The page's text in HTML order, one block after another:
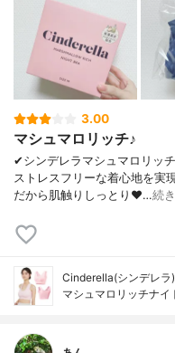
3.00
マシュマロリッチ♪
✔︎シンデレラマシュマロリッ
ストレスフリーな着心地を実
だから肌触りしっとり❤…続
Cinderella(シンデレラ)
マシュマロリッチナイ